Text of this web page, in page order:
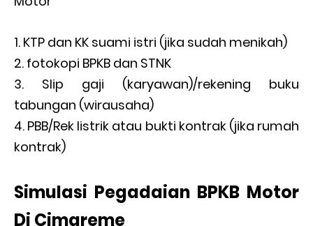
KTP dan KK suami istri (jika sudah menikah)
fotokopi BPKB dan STNK
Slip gaji (karyawan)/rekening buku
tabungan (wirausaha)
PBB/Rek listrik atau bukti kontrak (jika rumah
kontrak)
Simulasi Pegadaian BPKB Motor
Di Cimareme